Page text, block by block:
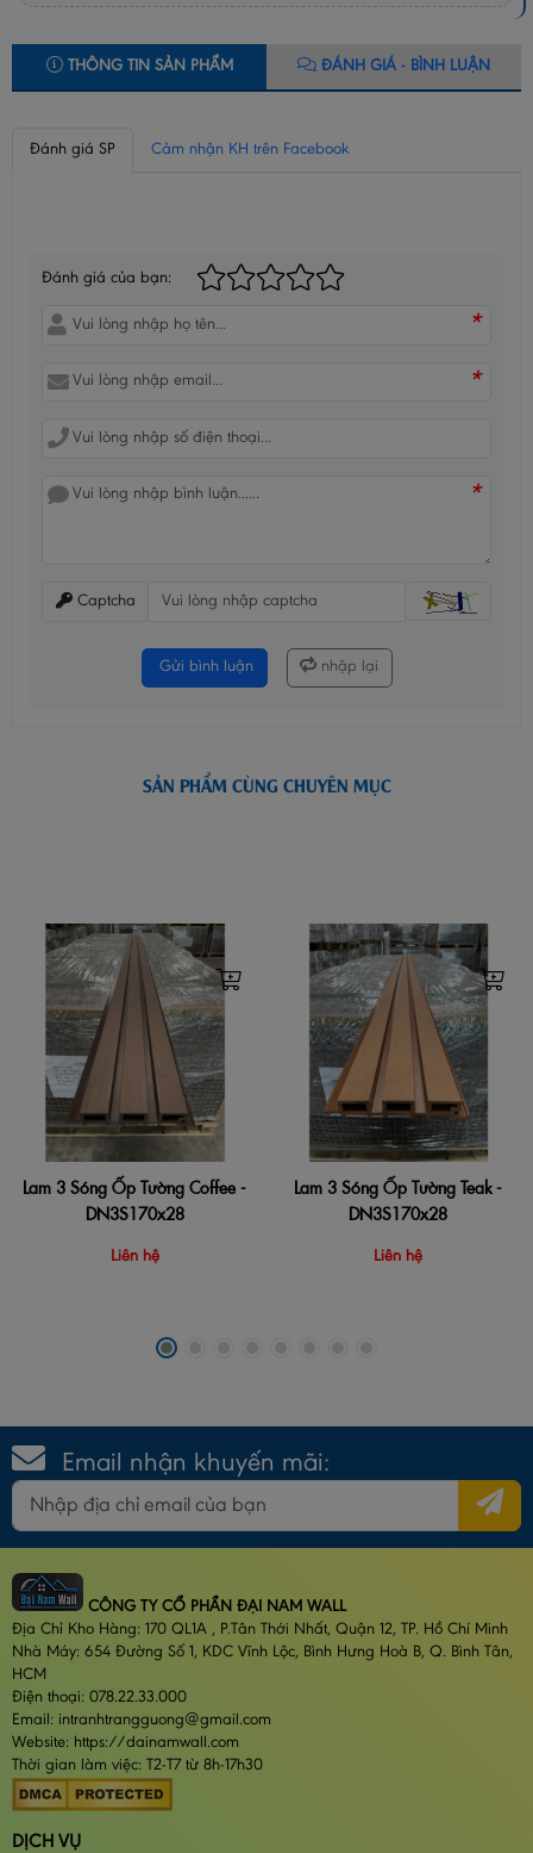
THÔNG TIN SẢN PHẨM ĐÁNH GIÁ - BÌNH LUẬN
Đánh giá SP Cảm nhận KH trên Facebook
Đánh giá của bạn:
*
*
*
Captcha
Gửi bình luận nhập lại
SẢN PHẨM CÙNG CHUYÊN MỤC
Lam 3 Sóng Ốp Tường Coffee -
DN3S170x28
Liên hệ
Lam 3 Sóng Ốp Tường Teak -
DN3S170x28
Liên hệ
Email nhận khuyến mãi:
CÔNG TY CỔ PHẦN ĐẠI NAM WALL
Địa Chỉ Kho Hàng: 170 QL1A , P.Tân Thới Nhất, Quận 12, TP. Hồ Chí Minh
Nhà Máy: 654 Đường Số 1, KDC Vĩnh Lộc, Bình Hưng Hoà B, Q. Bình Tân,
HCM
Điện thoại: 078.22.33.000
Email: intranhtrangguong@gmail.com
Website: https://dainamwall.com
Thời gian làm việc: T2-T7 từ 8h-17h30
DỊCH VỤ